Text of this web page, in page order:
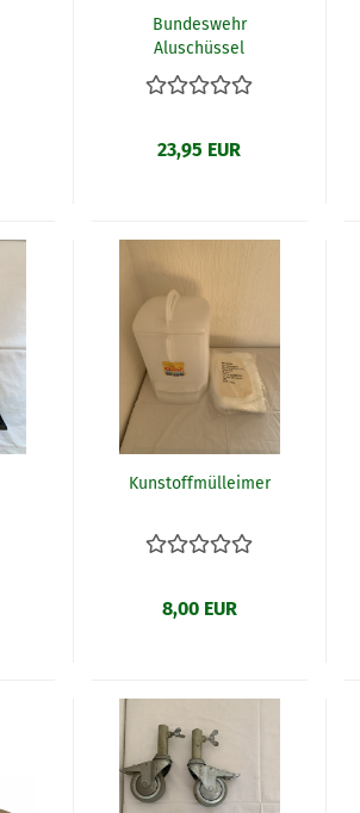
Bundeswehr
Aluschüssel
23,95 EUR
Kunstoffmülleimer
8,00 EUR